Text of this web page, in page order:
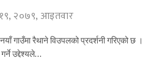
२०७९, आइतवार
गाउँमा रैथाने विउपलको प्रदर्शनी गरिएको छ ।
उद्देश्यले…